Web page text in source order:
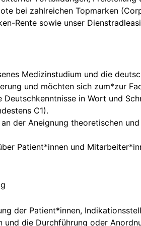
bei zahlreichen Topmarken
Rente sowie unser
Medizinstudium und die
und möchten sich zum*zur
Deutschkenntnisse in Wort und
C1).
der Aneignung theoretischen
Patient*innen und
der Patient*innen,
und die Durchführung oder